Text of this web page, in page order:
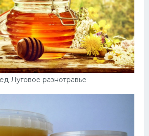
Луговое разнотравье